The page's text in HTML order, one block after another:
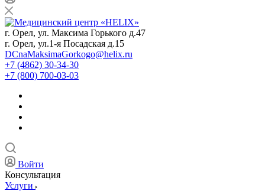
г. Орел, ул. Максима Горького д.47
г. Орел, ул.1-я Посадская д.15
DCnaMaksimaGorkogo@helix.ru
+7 (4862) 30-34-30
+7 (800) 700-03-03
Войти
Консультация
Услуги